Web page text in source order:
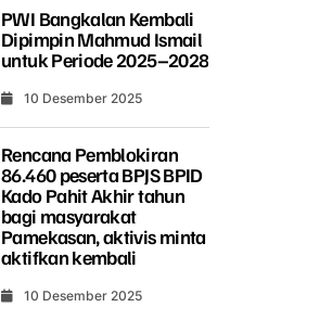
PWI Bangkalan Kembali
Dipimpin Mahmud Ismail
untuk Periode 2025–2028
10 Desember 2025
Rencana Pemblokiran
86.460 peserta BPJS BPID
Kado Pahit Akhir tahun
bagi masyarakat
Pamekasan, aktivis minta
aktifkan kembali
10 Desember 2025